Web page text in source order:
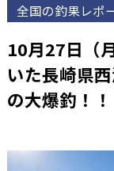
全国の釣果レポ
10月27日（
いた長崎県
の大爆釣！！